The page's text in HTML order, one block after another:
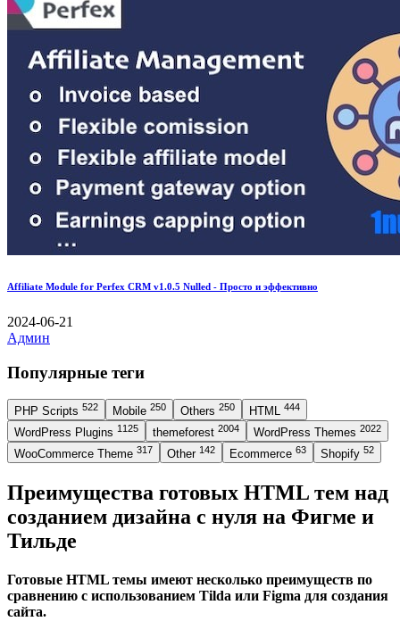
Affiliate Module for Perfex CRM v1.0.5 Nulled - Просто и эффективно
2024-06-21
Админ
Популярные теги
PHP Scripts 522 Mobile 250 Others 250 HTML 444
WordPress Plugins 1125 themeforest 2004 WordPress Themes 2022
WooCommerce Theme 317 Other 142 Ecommerce 63 Shopify 52
Преимущества готовых HTML тем над
созданием дизайна с нуля на Фигме и
Тильде
Готовые HTML темы имеют несколько преимуществ по
сравнению с использованием Tilda или Figma для создания
сайта.